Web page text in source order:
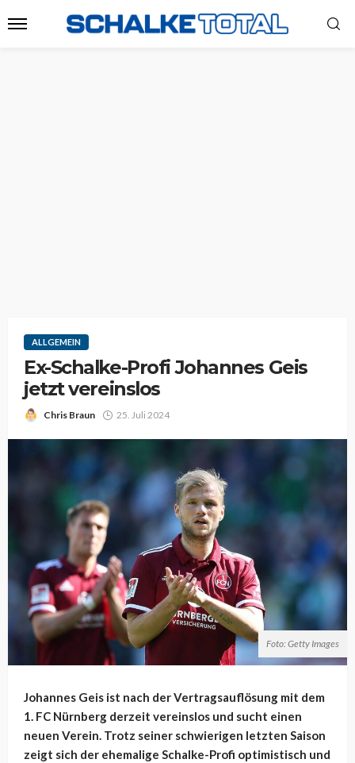
ALLGEMEIN
Ex-Schalke-Profi Johannes Geis
jetzt vereinslos
Chris Braun 25. Juli 2024
Foto: Getty Images
Johannes Geis ist nach der Vertragsauflösung mit dem
1. FC Nürnberg derzeit vereinslos und sucht einen
neuen Verein. Trotz seiner schwierigen letzten Saison
zeigt sich der ehemalige Schalke-Profi optimistisch und